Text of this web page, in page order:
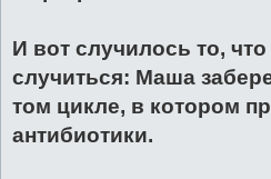
И вот случилось то,
случиться: Маша
том цикле, в котором
антибиотики.